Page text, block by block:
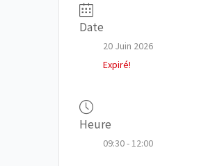
Date
20 Juin 2026
Expiré!
Heure
09:30 - 12:00